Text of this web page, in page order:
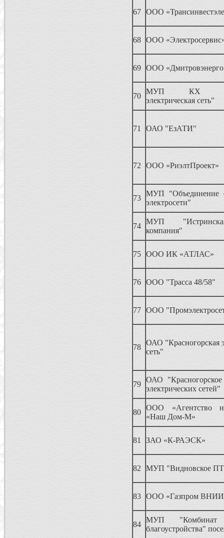
67 ООО
68 ООО
69 ООО
70
МУП КХ
электрическая сеть"
71 ОАО "ЕзАТИ"
72 ООО «РиэлтПроект»
73
МУП "Объединение
электросети"
74
МУП
компания"
75 ООО ИК «АТЛАС»
76 ООО "Трасса 48/58"
77 ООО
78
ОАО "Красногорская
сеть"
79
ОАО "Красногорское
электрических сетей"
80
ООО «Агентство
«Наш Дом-М»
81 ЗАО «К-РАЭСК»
82 МУП "Видновское
83 ООО «Газпром
84
МУП
благоустройства"